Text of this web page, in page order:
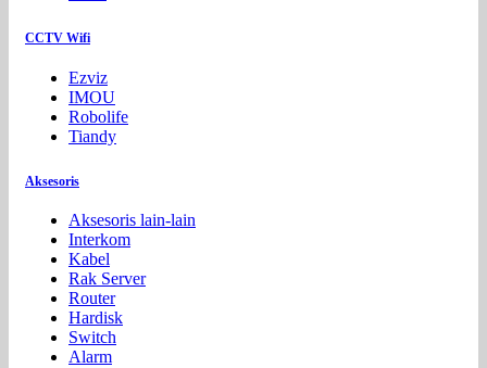
CCTV Wifi
Ezviz
IMOU
Robolife
Tiandy
Aksesoris
Aksesoris lain-lain
Interkom
Kabel
Rak Server
Router
Hardisk
Switch
Alarm